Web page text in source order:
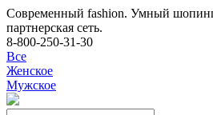
Современный fashion. Умный
партнерская сеть.
8-800-250-31-30
Все
Женское
Мужское